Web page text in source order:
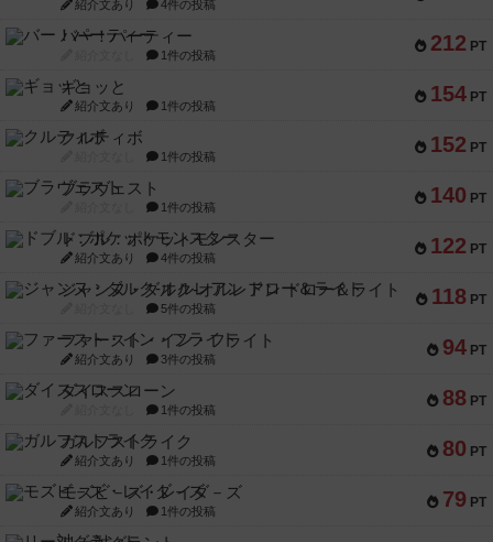
紹介文あり 4件の投稿
212 PT
バー！パーティー
1件の投稿
154 PT
ギョッと
紹介文あり 1件の投稿
152 PT
クルティボ
1件の投稿
140 PT
ブラヴェスト
1件の投稿
122 PT
ドブル：ポケットモンスター
紹介文あり 4件の投稿
118 PT
ジャンヌ・ダルク-オルレアン ドロー＆ライト
5件の投稿
94 PT
ファースト・イン・フライト
紹介文あり 3件の投稿
88 PT
ダイススローン
1件の投稿
80 PT
ガルフストライク
紹介文あり 1件の投稿
79 PT
モズビ－ズ・レイダ－ズ
紹介文あり 1件の投稿